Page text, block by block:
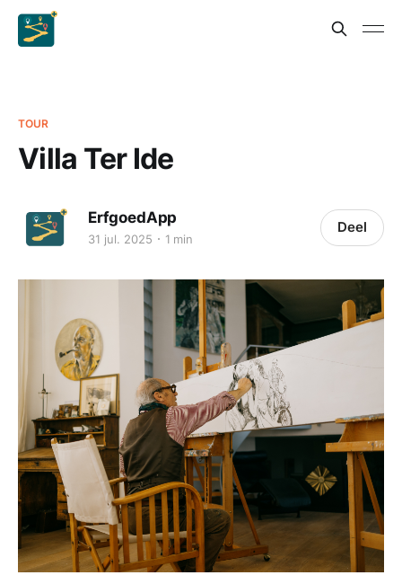
TOUR
Villa Ter Ide
ErfgoedApp
31 jul. 2025 1 min
Deel